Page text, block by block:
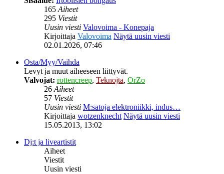
165Aiheet
295 Viestit
Uusin viesti Valovoima - Konepaja
Kirjoittaja Valovoima Näytä uusin viesti
02.01.2026, 07:46
Osta/Myy/Vaihda
Levyt ja muut aiheeseen liittyvät.
Valvojat: rottencreep, Teknojta, OrZo
26Aiheet
57 Viestit
Uusin viesti M:satoja elektroniikki, indus…
Kirjoittaja wotzenknecht Näytä uusin viesti
15.05.2013, 13:02
Dj:t ja liveartistit
Aiheet
Viestit
Uusin viesti